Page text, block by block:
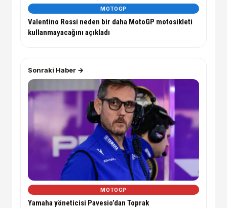
MOTOGP
Valentino Rossi neden bir daha MotoGP motosikleti
kullanmayacağını açıkladı
Sonraki Haber →
MOTOGP
Yamaha yöneticisi Pavesio’dan Toprak